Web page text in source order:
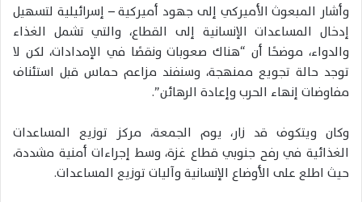
وأشار المبعوث الأميركي إلى جهود أميركية – إسرائيلية لتسهيل
إدخال المساعدات الإنسانية إلى القطاع، والتي تشمل الغذاء
والدواء، موضحًا أن “هناك صعوبات ونقصًا في الإمدادات، لكن لا
توجد حالة تجويع ممنهجة، وسنفند مزاعم حماس قبل استئناف
مفاوضات إنهاء الحرب وإعادة الرهائن”.
وكان ويتكوف قد زار، يوم الجمعة، مركز توزيع المساعدات
الغذائية في رفح جنوبي قطاع غزة، وسط إجراءات أمنية مشددة،
حيث اطلع على الأوضاع الإنسانية وآليات توزيع المساعدات.